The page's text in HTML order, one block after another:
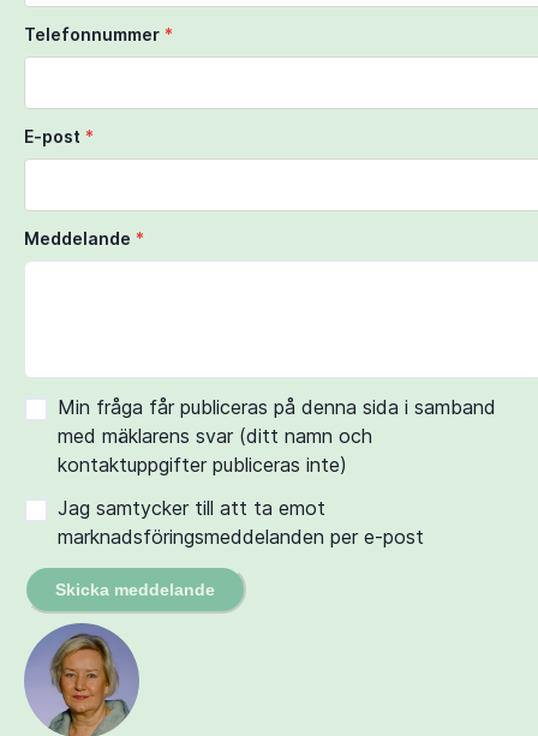
Telefonnummer *
E-post *
Meddelande *
Min fråga får publiceras på denna sida i samband
med mäklarens svar (ditt namn och
kontaktuppgifter publiceras inte)
Jag samtycker till att ta emot
marknadsföringsmeddelanden per e-post
Skicka meddelande